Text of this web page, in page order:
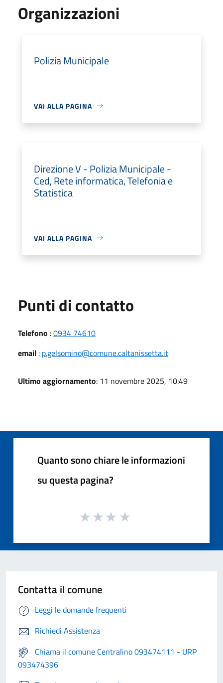
Organizzazioni
Polizia Municipale
VAI ALLA PAGINA
Direzione V - Polizia Municipale -
Ced, Rete informatica, Telefonia e
Statistica
VAI ALLA PAGINA
Punti di contatto
Telefono :0934 74610
email : p.gelsomino@comune.caltanissetta.it
Ultimo aggiornamento: 11 novembre 2025, 10:49
Quanto sono chiare le informazioni
su questa pagina?
Contatta il comune
Leggi le domande frequenti
Richiedi Assistenza
Chiama il comune Centralino 093474111 - URP
093474396